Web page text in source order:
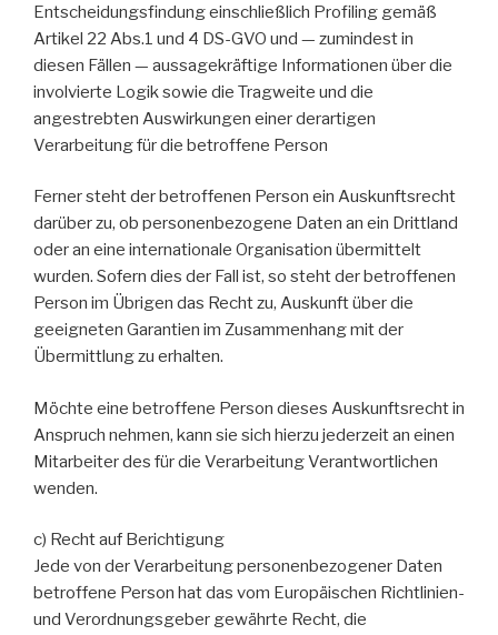
Entscheidungsfindung einschließlich Profiling gemäß
Artikel 22 Abs.1 und 4 DS-GVO und — zumindest in
diesen Fällen — aussagekräftige Informationen über die
involvierte Logik sowie die Tragweite und die
angestrebten Auswirkungen einer derartigen
Verarbeitung für die betroffene Person
Ferner steht der betroffenen Person ein Auskunftsrecht
darüber zu, ob personenbezogene Daten an ein Drittland
oder an eine internationale Organisation übermittelt
wurden. Sofern dies der Fall ist, so steht der betroffenen
Person im Übrigen das Recht zu, Auskunft über die
geeigneten Garantien im Zusammenhang mit der
Übermittlung zu erhalten.
Möchte eine betroffene Person dieses Auskunftsrecht in
Anspruch nehmen, kann sie sich hierzu jederzeit an einen
Mitarbeiter des für die Verarbeitung Verantwortlichen
wenden.
c) Recht auf Berichtigung
Jede von der Verarbeitung personenbezogener Daten
betroffene Person hat das vom Europäischen Richtlinien-
und Verordnungsgeber gewährte Recht, die